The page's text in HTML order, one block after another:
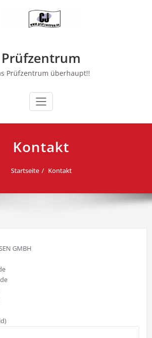
Prüfzentrum
Prüfzentrum überhaupt!!
Kontakt
Startseite Kontakt
GMBH